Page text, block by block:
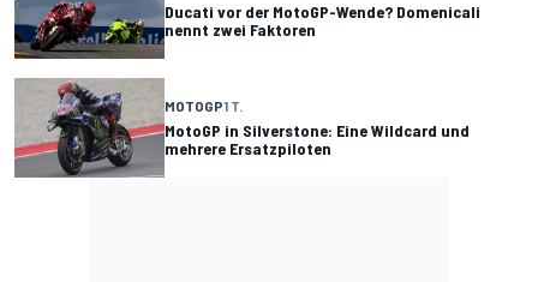
Ducati vor der MotoGP-Wende? Domenicali
nennt zwei Faktoren
MOTOGP1 T.
MotoGP in Silverstone: Eine Wildcard und
mehrere Ersatzpiloten